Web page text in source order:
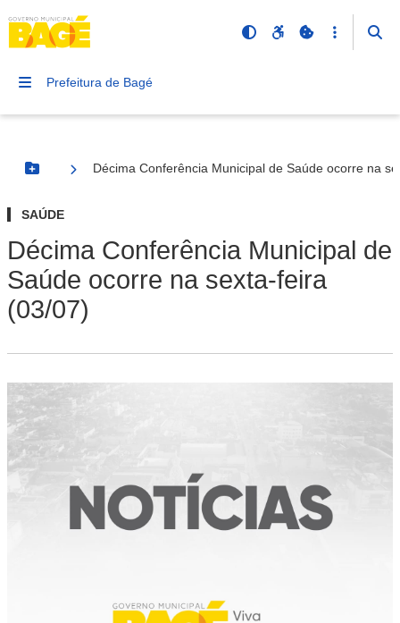
Prefeitura de Bagé
Botão Menu
Décima Conferência Municipal de Saúde ocorre na
SAÚDE
Décima Conferência Municipal de
Saúde ocorre na sexta-feira
(03/07)